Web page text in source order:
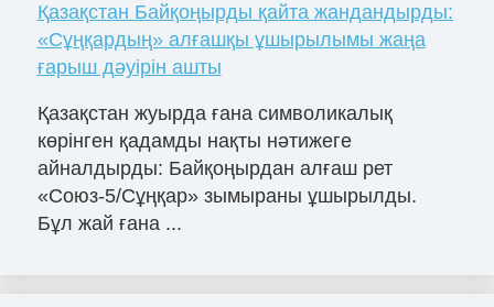
Қазақстан Байқоңырды қайта жандандырды:
«Сұңқардың» алғашқы ұшырылымы жаңа
ғарыш дәуірін ашты
Қазақстан жуырда ғана символикалық
көрінген қадамды нақты нәтижеге
айналдырды: Байқоңырдан алғаш рет
«Союз-5/Сұңқар» зымыраны ұшырылды.
Бұл жай ғана ...